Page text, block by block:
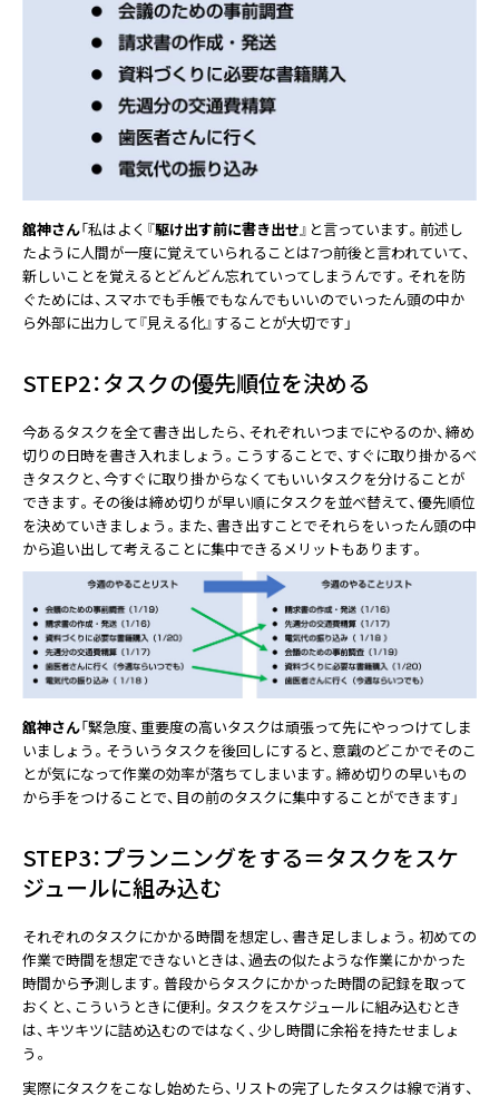
舘神さん「私はよく『駆け出す前に書き出せ 』と言っています。前述し
たように人間が一度に覚えていられることは7つ前後と言われていて、
新しいことを覚えるとどんどん忘れていってしまうんです。それを防
ぐためには、スマホでも手帳でもなんでもいいのでいったん頭の中か
ら外部に出力して『見える化』することが大切です」
STEP2：タスクの優先順位を決める
今あるタスクを全て書き出したら、それぞれいつまでにやるのか、締め
切りの日時を書き入れましょう。こうすることで、すぐに取り掛かるべ
きタスクと、今すぐに取り掛からなくてもいいタスクを分けることが
できます。その後は締め切りが早い順にタスクを並べ替えて、優先順位
を決めていきましょう。また、書き出すことでそれらをいったん頭の中
から追い出して考えることに集中できるメリットもあります。
舘神さん「緊急度、重要度の高いタスクは頑張って先にやっつけてしま
いましょう。そういうタスクを後回しにすると、意識のどこかでそのこ
とが気になって作業の効率が落ちてしまいます。締め切りの早いもの
から手をつけることで、目の前のタスクに集中することができます」
STEP3：プランニングをする＝タスクをスケ
ジュールに組み込む
それぞれのタスクにかかる時間を想定し、書き足しましょう。初めての
作業で時間を想定できないときは、過去の似たような作業にかかった
時間から予測します。普段からタスクにかかった時間の記録を取って
おくと、こういうときに便利。タスクをスケジュールに組み込むとき
は、キツキツに詰め込むのではなく、少し時間に余裕を持たせましょ
う。
実際にタスクをこなし始めたら、リストの完了したタスクは線で消す、